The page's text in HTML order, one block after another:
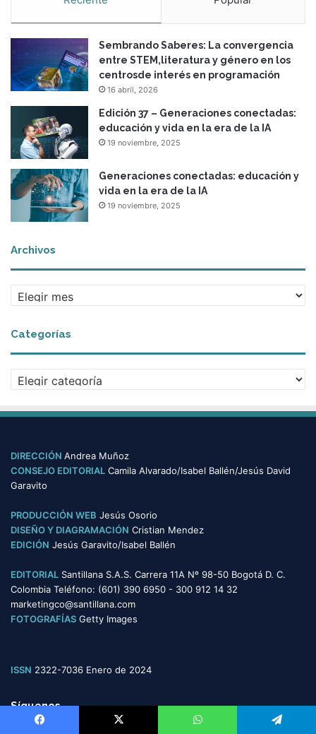
Sembrando Saberes: La convergencia
entre STEM,literatura y género en los
centrosde interés en programación
16 abril, 2026
Edición 37 – Generaciones conectadas:
educación y vida en la era de la IA
19 noviembre, 2025
Generaciones conectadas: educación y
vida en la era de la IA
19 noviembre, 2025
Archivos
r
h
i
Categorías
a
e
o
r
s
DIRECCIÓN Andrea Muñoz
CONSEJO EDITORIAL Camila Alvarado/Isabel Ballén/Jesús David
Garavito
PRODUCCIÓN WEB Jesús Osorio
DISEÑO Y DIAGRAMACIÓN Cristian Mendez
EDICIÓN Jesús Garavito/Isabel Ballén
EDITORIAL Santillana S.A.S. Carrera 11A Nº 98-50 Bogotá D. C.
Colombia Teléfono: (601) 390 6950 - 300 912 14 32
marketingco@santillana.com
FOTOGRAFÍAS Getty Images
ISSN 2322-7036 Enero de 2024
Síguenos